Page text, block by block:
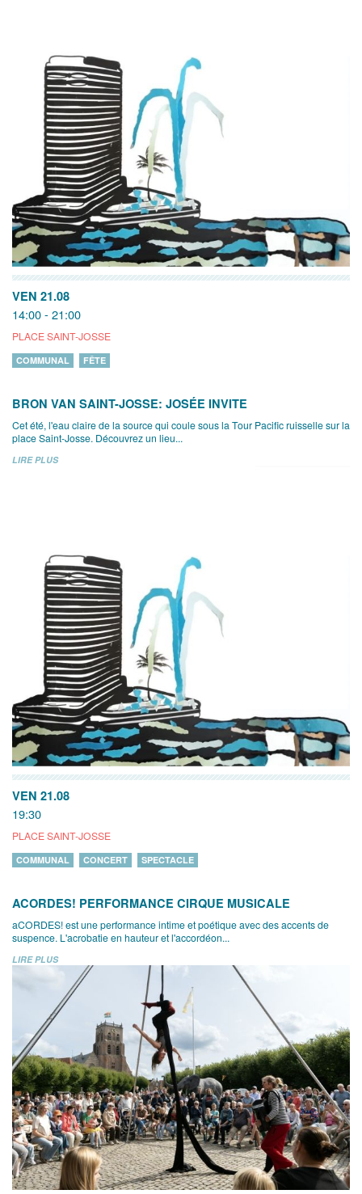
VEN 21.08
14:00 - 21:00
PLACE SAINT-JOSSE
COMMUNAL FÊTE
BRON VAN SAINT-JOSSE: JOSÉE INVITE
Cet été, l'eau claire de la source qui coule sous la Tour Pacific ruisselle sur la
place Saint-Josse. Découvrez un lieu...
LIRE PLUS
VEN 21.08
19:30
PLACE SAINT-JOSSE
COMMUNAL CONCERT SPECTACLE
ACORDES! PERFORMANCE CIRQUE MUSICALE
aCORDES! est une performance intime et poétique avec des accents de
suspence. L'acrobatie en hauteur et l'accordéon...
LIRE PLUS